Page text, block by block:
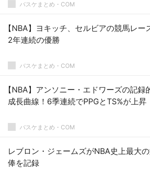
バスケまとめ・COM
【NBA】ヨキッチ、セルビアの競馬レー
2年連続の優勝
バスケまとめ・COM
【NBA】アンソニー・エドワーズの記録
成長曲線！6季連続でPPGとTS%が上昇
バスケまとめ・COM
レブロン・ジェームズがNBA史上最大
俸を記録